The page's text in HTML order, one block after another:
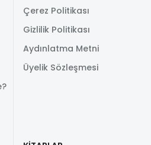
Çerez Politikası
Gizlilik Politikası
Aydınlatma Metni
Üyelik Sözleşmesi